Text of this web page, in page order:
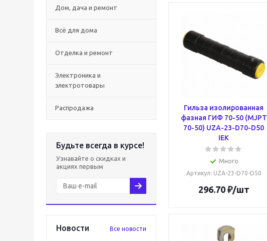
Дом, дача и ремонт
Всё для дома
Отделка и ремонт
Электроника и
электротовары
Распродажа
Будьте всегда в курсе!
Узнавайте о скидках и
акциях первым
Новости Все новости
Гильза изолированная
фазная ГИФ 70-50 (MJPT
70-50) UZA-23-D70-D50
IEK
Много
Артикул: UZA-23-D70-D50
296.70₽/шт